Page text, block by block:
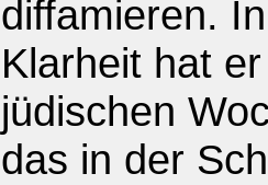
diffamieren.
Klarheit hat
jüdischen
das in der